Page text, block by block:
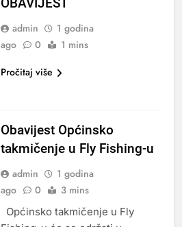
OBAVIJEST
admin
1 godina
ago
0
1 mins
Pročitaj više
Obavijest Općinsko
takmičenje u Fly Fishing-u
admin
1 godina
ago
0 3 mins
Općinsko takmičenje u Fly